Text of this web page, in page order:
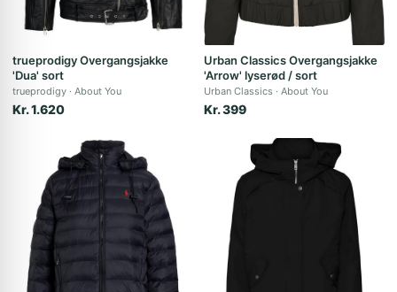
trueprodigy Overgangsjakke
'Dua' sort
trueprodigy About You
Kr. 1.620
Urban Classics Overgangsjakke
'Arrow' lyserød / sort
Urban Classics About You
Kr. 399